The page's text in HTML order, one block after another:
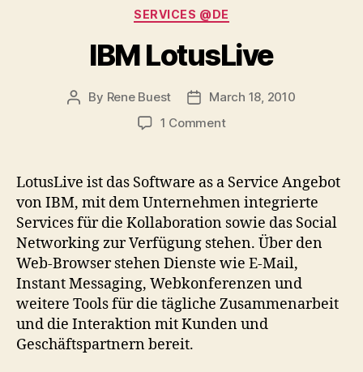
Categories
SERVICES @DE
IBM LotusLive
Post
By Rene Buest
PostMarch 18, 2010
1 Commenton
LotusLive ist das Software as a Service Angebot
von IBM, mit dem Unternehmen integrierte
Services für die Kollaboration sowie das Social
Networking zur Verfügung stehen. Über den
Web-Browser stehen Dienste wie E-Mail,
Instant Messaging, Webkonferenzen und
weitere Tools für die tägliche Zusammenarbeit
und die Interaktion mit Kunden und
Geschäftspartnern bereit.